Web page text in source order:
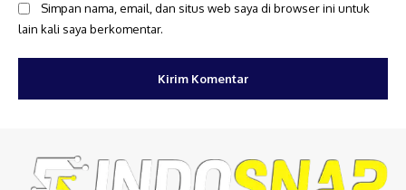
Simpan nama, email, dan situs web saya di browser ini untuk
lain kali saya berkomentar.